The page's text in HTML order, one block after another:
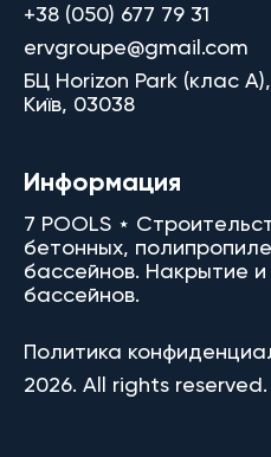
+38 (050) 677 79 31
ervgroupe@gmail.com
БЦ Horizon Park (клас
Київ, 03038
Информация
7 POOLS ⋆
бетонных,
бассейнов. Накрытие
бассейнов.
Политика
2026. All rights reserved.